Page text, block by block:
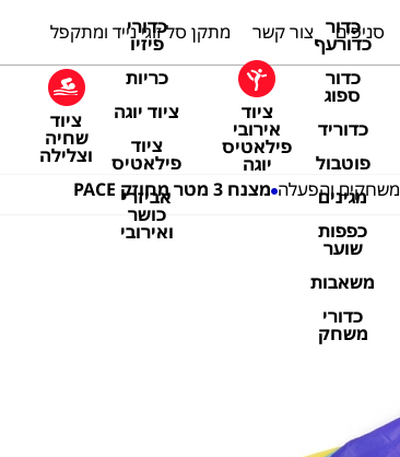
סניפים צור קשר מתקן סל זוגי נייד ומתקפל
כדור
כדורעף
כדור
ספוג
כדוריד
פוטבול
מגינים
כפפות
שוער
משאבות
כדורי
משחק
ציוד
אירובי
פילאטיס
יוגה
כדורי
פיזיו
כריות
ציוד יוגה
ציוד
פילאטיס
אביזרי
כושר
ואירובי
ציוד
שחיה
וצלילה
משחקים והפעלה מצנח 3 מטר מחוזק PACE